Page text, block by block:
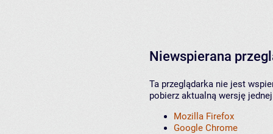
Niewspierana
Ta przeglądarka nie jest
pobierz aktualną wersję
Mozilla Firefox
Google Chrome